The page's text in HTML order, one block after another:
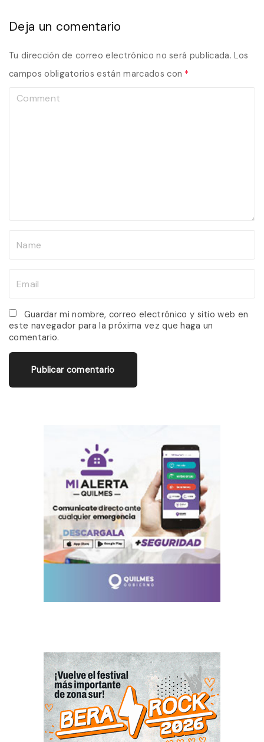
Deja un comentario
Tu dirección de correo electrónico no será publicada. Los
campos obligatorios están marcados con *
*
a
i
l
Guardar mi nombre, correo electrónico y sitio web en
este navegador para la próxima vez que haga un
comentario.